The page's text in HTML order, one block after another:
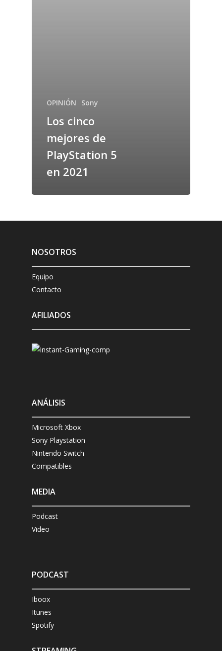
OPINIÓN Sony
Los cinco
mejores de
PlayStation 5
en 2021
NOSOTROS
Equipo
Contacto
AFILIADOS
ANÁLISIS
Microsoft Xbox
Sony Playstation
Nintendo Switch
Compatibles
MEDIA
Podcast
Video
PODCAST
Iboox
Itunes
Spotify
STREAMING